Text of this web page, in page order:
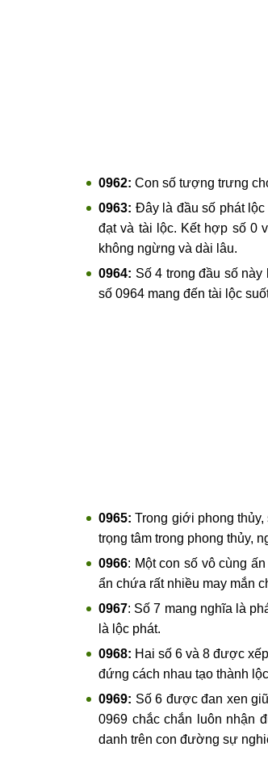
0962: Con số tượng trưng
0963: Đây là đầu số phát
đạt và tài lộc. Kết hợp số 0
không ngừng và dài lâu.
0964: Số 4 trong đầu số
số 0964 mang đến tài lộc
0965: Trong giới phong
trọng tâm trong phong thủy,
0966: Một con số vô cùng
ẩn chứa rất nhiều may mắn
0967: Số 7 mang nghĩa là
là lộc phát.
0968: Hai số 6 và 8 được
đứng cách nhau tạo thành
0969: Số 6 được đan xen
0969 chắc chắn luôn nhận
danh trên con đường sự